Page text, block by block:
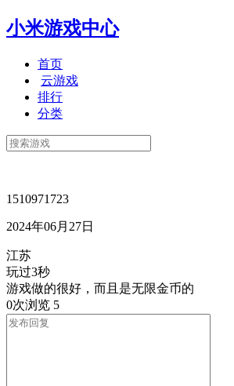
小米游戏中心
首页
云游戏
排行
分类
1510971723
2024年06月27日
江苏
玩过3秒
游戏做的很好，而且是无限金币的
0次浏览 5